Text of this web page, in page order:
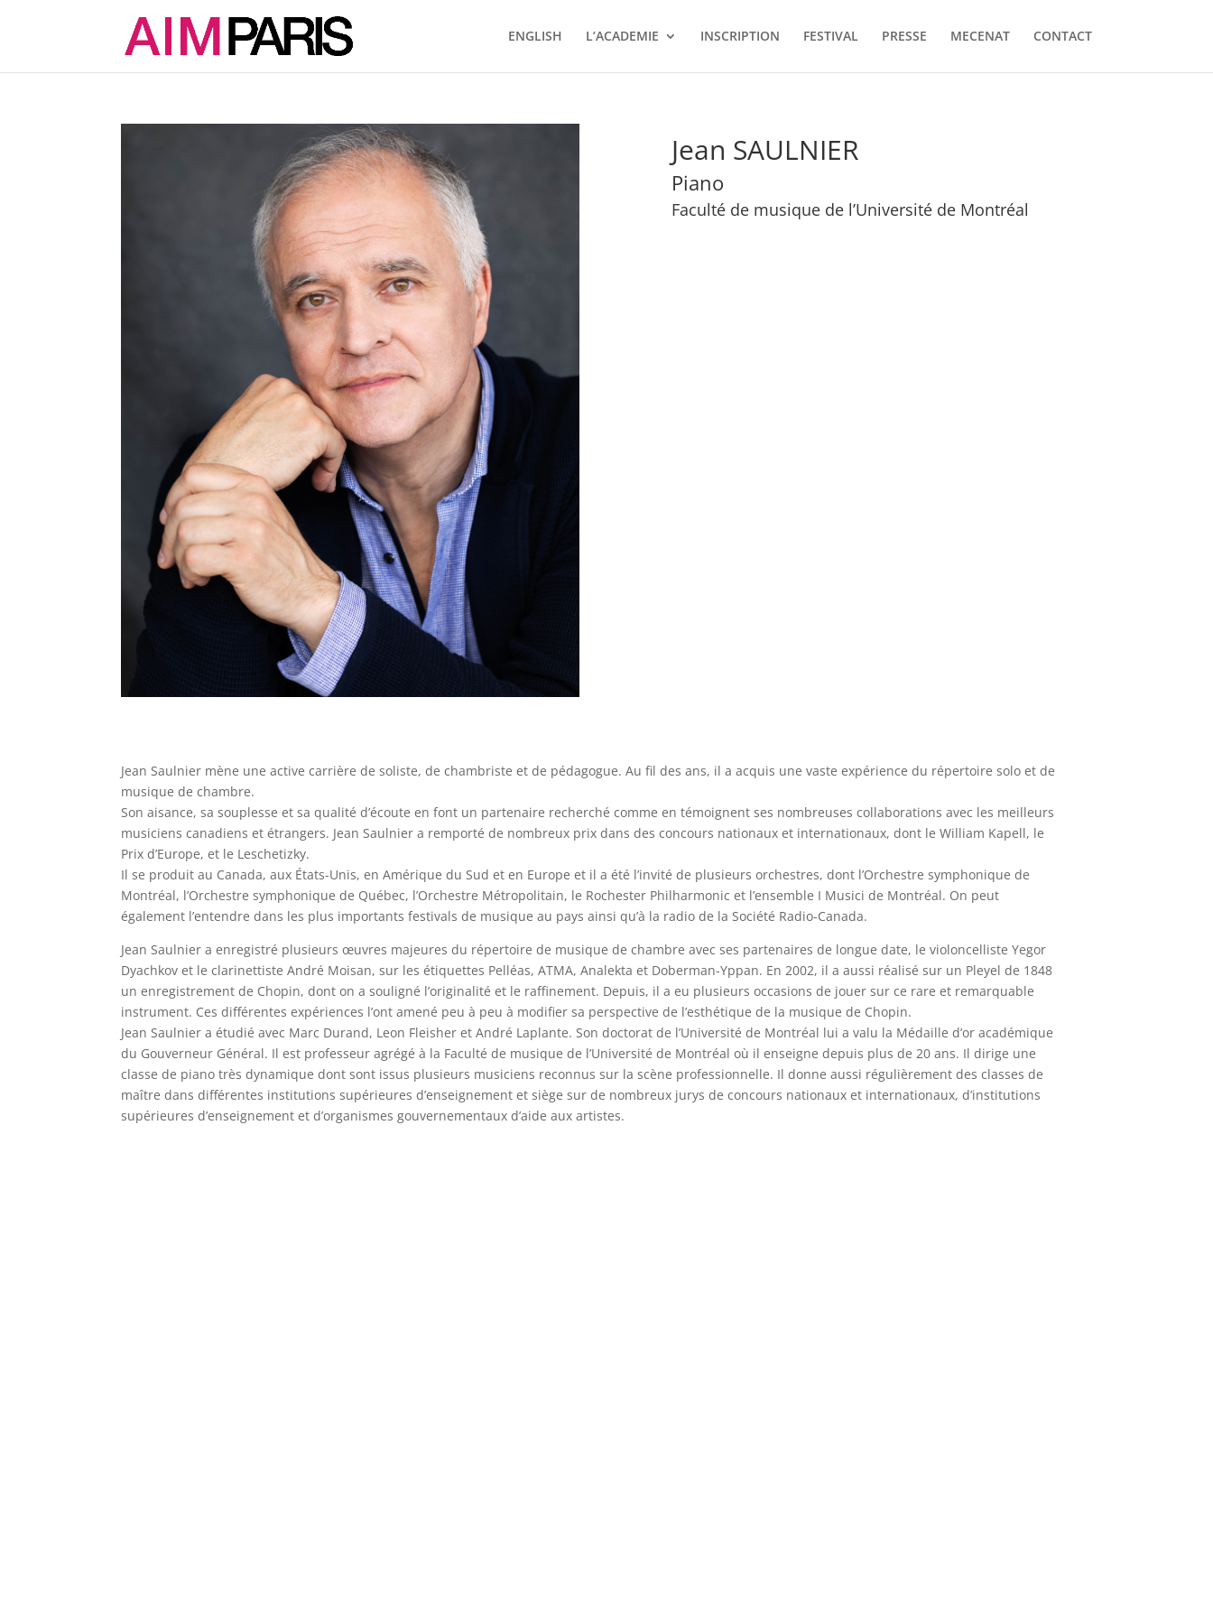
ENGLISH L’ACADEMIE INSCRIPTION FESTIVAL PRESSE MECENAT CONTACT
Jean SAULNIER
Piano
Faculté de musique de l’Université de Montréal
Jean Saulnier mène une active carrière de soliste, de chambriste et de pédagogue. Au fil des ans, il a acquis une vaste expérience du répertoire solo et de
musique de chambre.
Son aisance, sa souplesse et sa qualité d’écoute en font un partenaire recherché comme en témoignent ses nombreuses collaborations avec les meilleurs
musiciens canadiens et étrangers. Jean Saulnier a remporté de nombreux prix dans des concours nationaux et internationaux, dont le William Kapell, le
Prix d’Europe, et le Leschetizky.
Il se produit au Canada, aux États-Unis, en Amérique du Sud et en Europe et il a été l’invité de plusieurs orchestres, dont l’Orchestre symphonique de
Montréal, l’Orchestre symphonique de Québec, l’Orchestre Métropolitain, le Rochester Philharmonic et l’ensemble I Musici de Montréal. On peut
également l’entendre dans les plus importants festivals de musique au pays ainsi qu’à la radio de la Société Radio-Canada.
Jean Saulnier a enregistré plusieurs œuvres majeures du répertoire de musique de chambre avec ses partenaires de longue date, le violoncelliste Yegor
Dyachkov et le clarinettiste André Moisan, sur les étiquettes Pelléas, ATMA, Analekta et Doberman-Yppan. En 2002, il a aussi réalisé sur un Pleyel de 1848
un enregistrement de Chopin, dont on a souligné l’originalité et le raffinement. Depuis, il a eu plusieurs occasions de jouer sur ce rare et remarquable
instrument. Ces différentes expériences l’ont amené peu à peu à modifier sa perspective de l’esthétique de la musique de Chopin.
Jean Saulnier a étudié avec Marc Durand, Leon Fleisher et André Laplante. Son doctorat de l’Université de Montréal lui a valu la Médaille d’or académique
du Gouverneur Général. Il est professeur agrégé à la Faculté de musique de l’Université de Montréal où il enseigne depuis plus de 20 ans. Il dirige une
classe de piano très dynamique dont sont issus plusieurs musiciens reconnus sur la scène professionnelle. Il donne aussi régulièrement des classes de
maître dans différentes institutions supérieures d’enseignement et siège sur de nombreux jurys de concours nationaux et internationaux, d’institutions
supérieures d’enseignement et d’organismes gouvernementaux d’aide aux artistes.